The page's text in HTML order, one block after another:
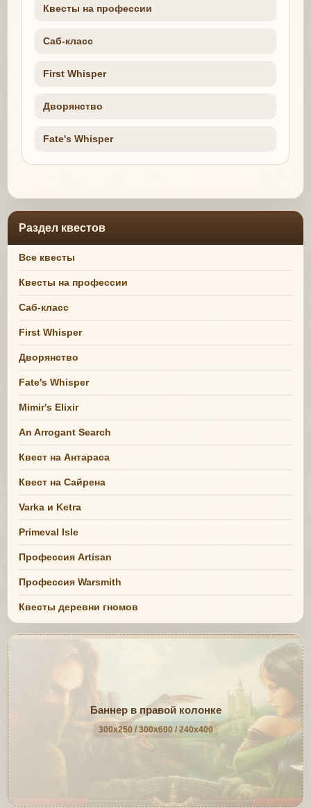
Квесты на профессии
Саб-класс
First Whisper
Дворянство
Fate's Whisper
Раздел квестов
Все квесты
Квесты на профессии
Саб-класс
First Whisper
Дворянство
Fate's Whisper
Mimir's Elixir
An Arrogant Search
Квест на Антараса
Квест на Сайрена
Varka и Ketra
Primeval Isle
Профессия Artisan
Профессия Warsmith
Квесты деревни гномов
Баннер в правой колонке
300x250 / 300x600 / 240x400